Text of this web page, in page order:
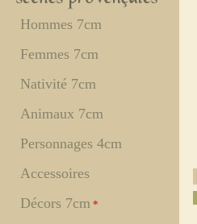
Hommes 7cm
Femmes 7cm
Nativité 7cm
Animaux 7cm
Personnages 4cm
Accessoires
Décors 7cm *